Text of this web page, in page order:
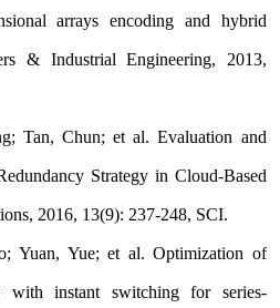
arrays encoding and hybrid
& Industrial Engineering, 2013,
Tan, Chun; et al. Evaluation and
Strategy in Cloud-Based
2016, 13(9): 237-248, SCI.
Yuan, Yue; et al. Optimization of
with instant switching for series-